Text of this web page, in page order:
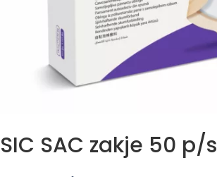
SIC SAC zakje 50 p/s